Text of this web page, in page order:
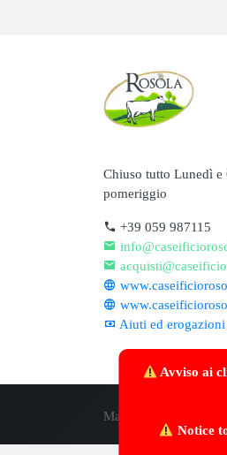
Avviso ai
Notice
Chiuso tutto Lunedì e
pomeriggio
+39 059 987115
Aiuti ed
Made with